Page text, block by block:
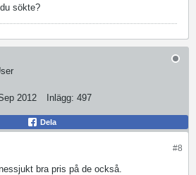
sökte?
2012 Inlägg: 497
Dela
#8
bra pris på de också.